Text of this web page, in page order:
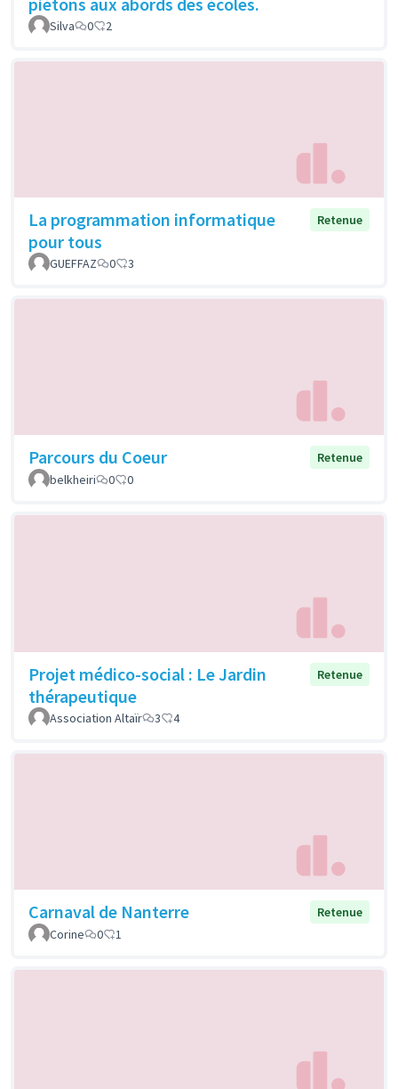
Silva 0 2
La programmation informatique
pour tous
Retenue
GUEFFAZ 0 3
Parcours du Coeur
Retenue
belkheiri
0 0
Projet médico-social : Le Jardin
thérapeutique
Retenue
Association Altaïr 3 4
Carnaval de Nanterre
Retenue
Corine
0 1